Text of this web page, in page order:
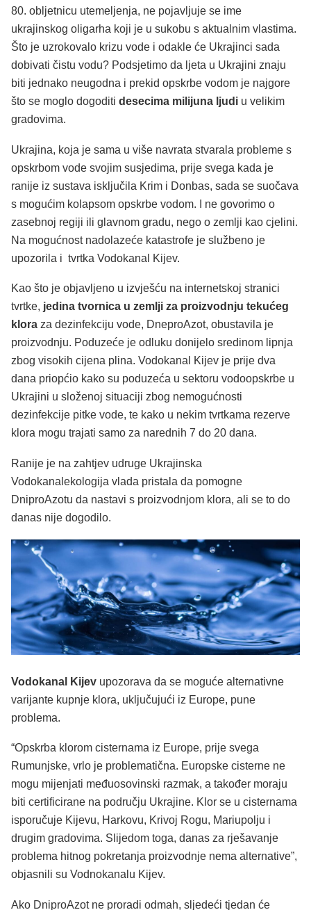
80. obljetnicu utemeljenja, ne pojavljuje se ime
ukrajinskog oligarha koji je u sukobu s aktualnim vlastima.
Što je uzrokovalo krizu vode i odakle će Ukrajinci sada
dobivati čistu vodu? Podsjetimo da ljeta u Ukrajini znaju
biti jednako neugodna i prekid opskrbe vodom je najgore
što se moglo dogoditi desecima milijuna ljudi u velikim
gradovima.
Ukrajina, koja je sama u više navrata stvarala probleme s
opskrbom vode svojim susjedima, prije svega kada je
ranije iz sustava isključila Krim i Donbas, sada se suočava
s mogućim kolapsom opskrbe vodom. I ne govorimo o
zasebnoj regiji ili glavnom gradu, nego o zemlji kao cjelini.
Na mogućnost nadolazeće katastrofe je službeno je
upozorila i tvrtka Vodokanal Kijev.
Kao što je objavljeno u izvješću na internetskoj stranici
tvrtke, jedina tvornica u zemlji za proizvodnju tekućeg
klora za dezinfekciju vode, DneproAzot, obustavila je
proizvodnju. Poduzeće je odluku donijelo sredinom lipnja
zbog visokih cijena plina. Vodokanal Kijev je prije dva
dana priopćio kako su poduzeća u sektoru vodoopskrbe u
Ukrajini u složenoj situaciji zbog nemogućnosti
dezinfekcije pitke vode, te kako u nekim tvrtkama rezerve
klora mogu trajati samo za narednih 7 do 20 dana.
Ranije je na zahtjev udruge Ukrajinska
Vodokanalekologija vlada pristala da pomogne
DniproAzotu da nastavi s proizvodnjom klora, ali se to do
danas nije dogodilo.
Vodokanal Kijev upozorava da se moguće alternativne
varijante kupnje klora, uključujući iz Europe, pune
problema.
“Opskrba klorom cisternama iz Europe, prije svega
Rumunjske, vrlo je problematična. Europske cisterne ne
mogu mijenjati međuosovinski razmak, a također moraju
biti certificirane na području Ukrajine. Klor se u cisternama
isporučuje Kijevu, Harkovu, Krivoj Rogu, Mariupolju i
drugim gradovima. Slijedom toga, danas za rješavanje
problema hitnog pokretanja proizvodnje nema alternative”,
objasnili su Vodnokanalu Kijev.
Ako DniproAzot ne proradi odmah, sljedeći tjedan će